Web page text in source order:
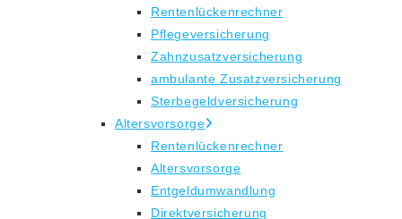
Rentenlückenrechner
Pflegeversicherung
Zahnzusatzversicherung
ambulante Zusatzversicherung
Sterbegeldversicherung
Altersvorsorge
Rentenlückenrechner
Altersvorsorge
Entgeldumwandlung
Direktversicherung